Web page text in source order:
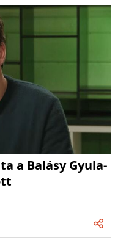
a Balásy Gyula-